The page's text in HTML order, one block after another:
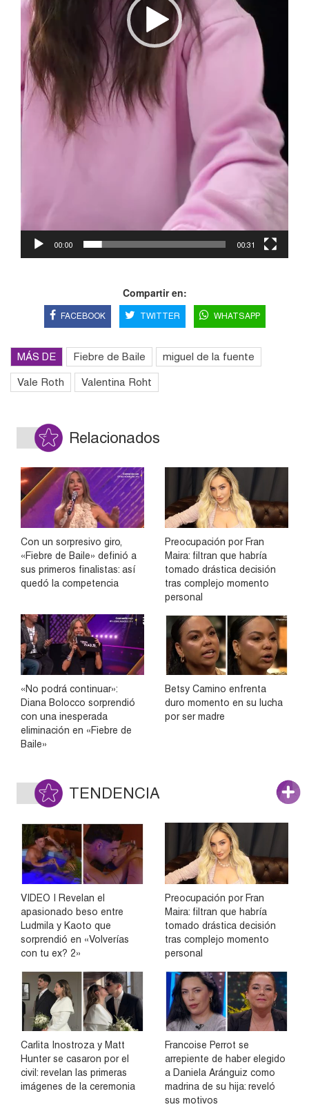
00:00 00:31
Compartir en:
FACEBOOK TWITTER WHATSAPP
MÁS DE Fiebre de Baile miguel de la fuente
Vale Roth Valentina Roht
Relacionados
Con un sorpresivo giro,
«Fiebre de Baile» definió a
sus primeros finalistas: así
quedó la competencia
Preocupación por Fran
Maira: filtran que habría
tomado drástica decisión
tras complejo momento
personal
«No podrá continuar»:
Diana Bolocco sorprendió
con una inesperada
eliminación en «Fiebre de
Baile»
Betsy Camino enfrenta
duro momento en su lucha
por ser madre
TENDENCIA
VIDEO | Revelan el
apasionado beso entre
Ludmila y Kaoto que
sorprendió en «Volverías
con tu ex? 2»
Preocupación por Fran
Maira: filtran que habría
tomado drástica decisión
tras complejo momento
personal
Carlita Inostroza y Matt
Hunter se casaron por el
civil: revelan las primeras
imágenes de la ceremonia
Francoise Perrot se
arrepiente de haber elegido
a Daniela Aránguiz como
madrina de su hija: reveló
sus motivos